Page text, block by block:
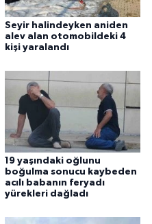
Seyir halindeyken aniden
alev alan otomobildeki 4
kişi yaralandı
19 yaşındaki oğlunu
boğulma sonucu kaybeden
acılı babanın feryadı
yürekleri dağladı